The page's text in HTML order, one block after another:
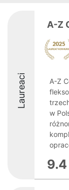
Laureaci
A-Z
A-Z
w
9.4